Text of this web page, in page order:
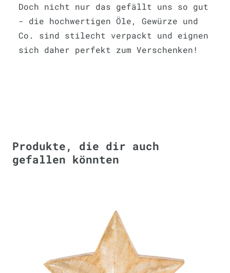
Doch nicht nur das gefällt uns so gut
- die hochwertigen Öle, Gewürze und
Co. sind stilecht verpackt und eignen
sich daher perfekt zum Verschenken!
Produkte, die dir auch
gefallen könnten